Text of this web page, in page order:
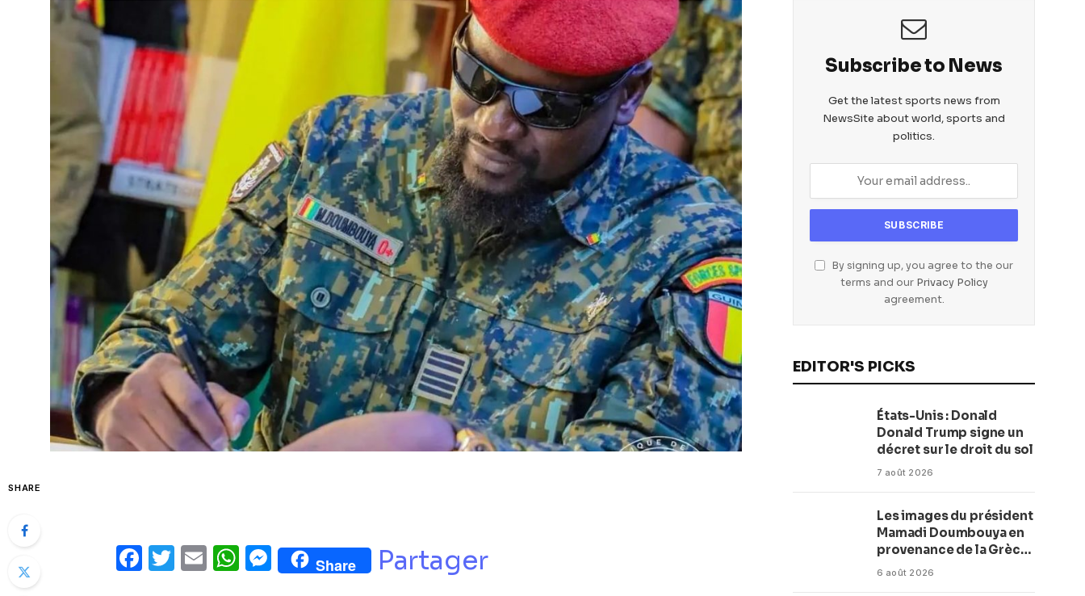
SHARE
Facebook
Twitter
EmailWhatsApp
Messenger
Share Partager
Subscribe to News
Get the latest sports news from
NewsSite about world, sports and
politics.
By signing up, you agree to the our
terms and our Privacy Policy
agreement.
EDITOR'S PICKS
États-Unis : Donald
Donald Trump signe un
décret sur le droit du sol
7 août 2026
Les images du président
Mamadi Doumbouya en
provenance de la Grèce
rassurent les Guinéens
6 août 2026